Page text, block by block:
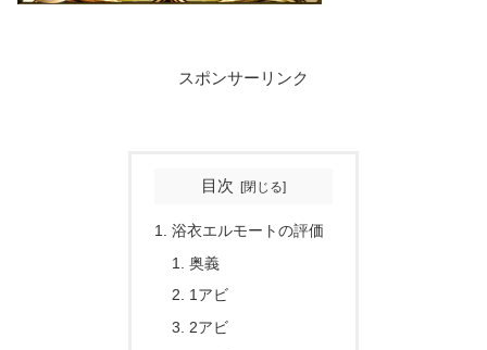
スポンサーリンク
目次
浴衣エルモートの評価
奥義
1アビ
2アビ